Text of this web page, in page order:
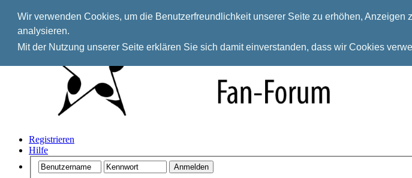
Wir verwenden Cookies, um die Benutzerfreundlichkeit unserer Seite zu erhöhen,
analysieren.
Mit der Nutzung unserer Seite erklären Sie sich damit einverstanden, dass wir Cookies
Registrieren
Hilfe